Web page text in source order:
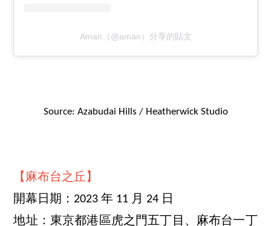
Aman（@aman）分享的貼文
Source: Azabudai Hills / Heatherwick Studio
【麻布台之丘】
開幕日期：2023 年 11 月 24 日
地址：東京都港區虎之門五丁目、麻布台一丁